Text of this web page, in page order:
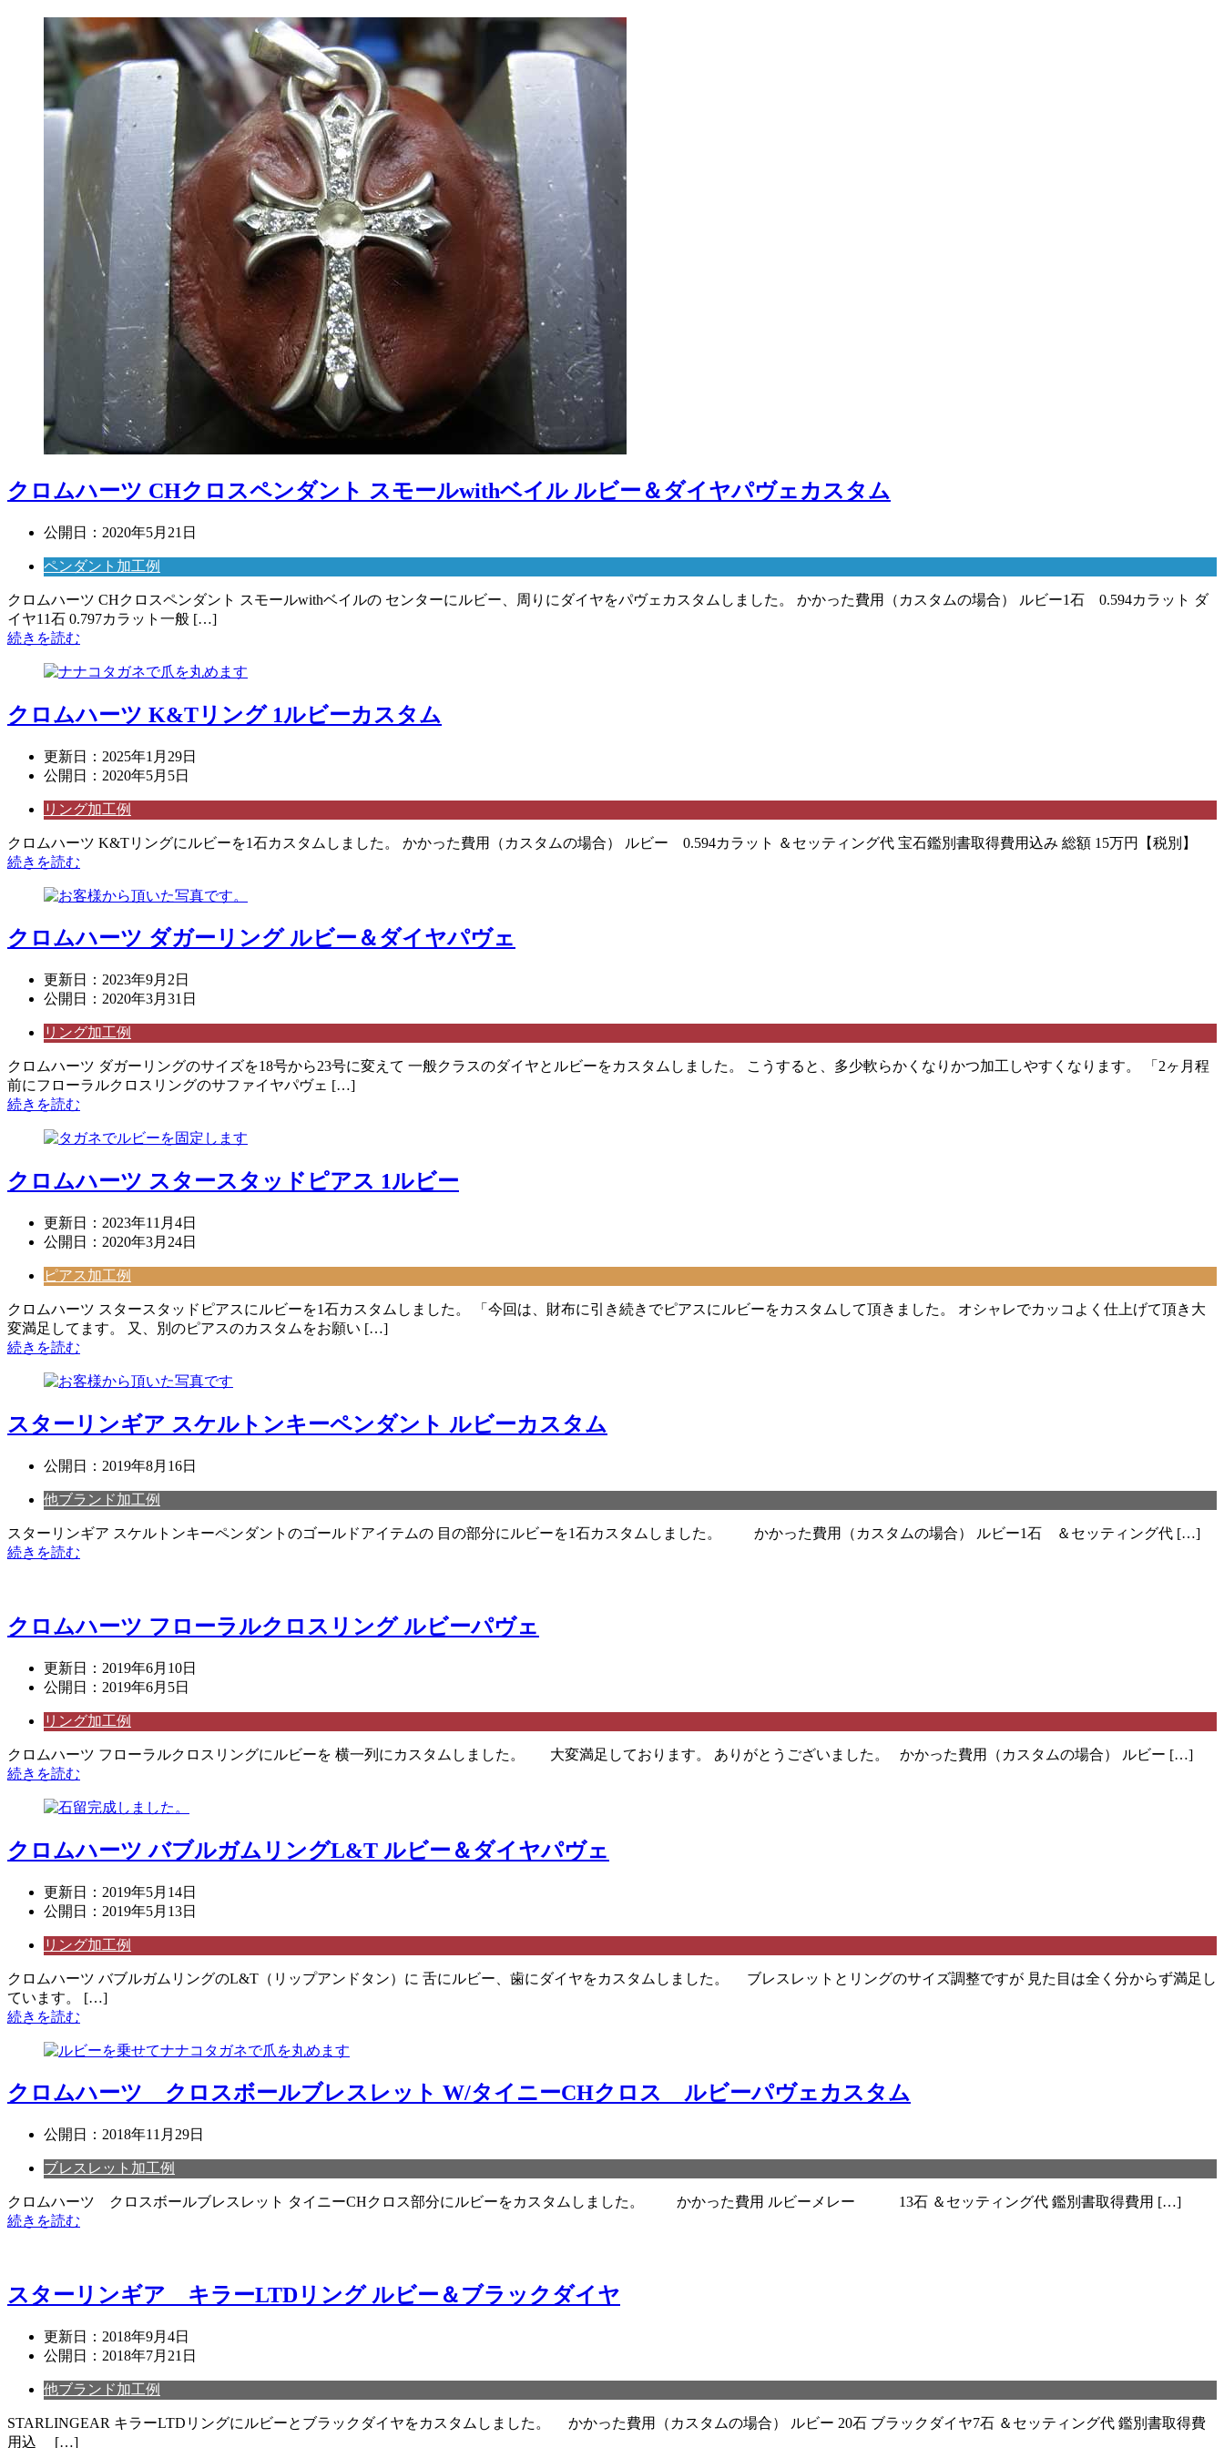
クロムハーツ CHクロスペンダント スモールwithベイル ルビー＆ダイヤパヴェカスタム
公開日： 2020年5月21日
ペンダント加工例
クロムハーツ CHクロスペンダント スモールwithベイルの センターにルビー、周りにダイヤをパヴェカスタムしました。 かかった費用（カスタムの場合） ルビー1石 0.594カラット ダ
イヤ11石 0.797カラット一般 […]
続きを読む
クロムハーツ K&Tリング 1ルビーカスタム
更新日： 2025年1月29日
公開日： 2020年5月5日
リング加工例
クロムハーツ K&Tリングにルビーを1石カスタムしました。 かかった費用（カスタムの場合） ルビー 0.594カラット ＆セッティング代 宝石鑑別書取得費用込み 総額 15万円【税別】
続きを読む
クロムハーツ ダガーリング ルビー＆ダイヤパヴェ
更新日： 2023年9月2日
公開日： 2020年3月31日
リング加工例
クロムハーツ ダガーリングのサイズを18号から23号に変えて 一般クラスのダイヤとルビーをカスタムしました。 こうすると、多少軟らかくなりかつ加工しやすくなります。 「2ヶ月程
前にフローラルクロスリングのサファイヤパヴェ […]
続きを読む
クロムハーツ スタースタッドピアス 1ルビー
更新日： 2023年11月4日
公開日： 2020年3月24日
ピアス加工例
クロムハーツ スタースタッドピアスにルビーを1石カスタムしました。 「今回は、財布に引き続きでピアスにルビーをカスタムして頂きました。 オシャレでカッコよく仕上げて頂き大
変満足してます。 又、別のピアスのカスタムをお願い […]
続きを読む
スターリンギア スケルトンキーペンダント ルビーカスタム
公開日： 2019年8月16日
他ブランド加工例
スターリンギア スケルトンキーペンダントのゴールドアイテムの 目の部分にルビーを1石カスタムしました。 かかった費用（カスタムの場合） ルビー1石 ＆セッティング代 […]
続きを読む
クロムハーツ フローラルクロスリング ルビーパヴェ
更新日： 2019年6月10日
公開日： 2019年6月5日
リング加工例
クロムハーツ フローラルクロスリングにルビーを 横一列にカスタムしました。 大変満足しております。 ありがとうございました。 かかった費用（カスタムの場合） ルビー […]
続きを読む
クロムハーツ バブルガムリングL&T ルビー＆ダイヤパヴェ
更新日： 2019年5月14日
公開日： 2019年5月13日
リング加工例
クロムハーツ バブルガムリングのL&T（リップアンドタン）に 舌にルビー、歯にダイヤをカスタムしました。 ブレスレットとリングのサイズ調整ですが 見た目は全く分からず満足し
ています。 […]
続きを読む
クロムハーツ クロスボールブレスレット W/タイニーCHクロス ルビーパヴェカスタム
公開日： 2018年11月29日
ブレスレット加工例
クロムハーツ クロスボールブレスレット タイニーCHクロス部分にルビーをカスタムしました。 かかった費用 ルビーメレー 13石 ＆セッティング代 鑑別書取得費用 […]
続きを読む
スターリンギア キラーLTDリング ルビー＆ブラックダイヤ
更新日： 2018年9月4日
公開日： 2018年7月21日
他ブランド加工例
STARLINGEAR キラーLTDリングにルビーとブラックダイヤをカスタムしました。 かかった費用（カスタムの場合） ルビー 20石 ブラックダイヤ7石 ＆セッティング代 鑑別書取得費
用込 […]